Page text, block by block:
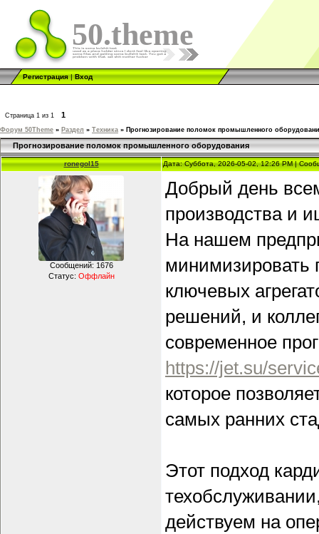
50.theme
Регистрация|Вход
Страница 1 из 1 1
Форум 50Theme » Раздел » Техника » Прогнозирование поломок промышленного
Прогнозирование поломок промышленного оборудования
ronegol15 Дата: Суббота, 2026-05-02, 12:26 PM |
Сообщений: 1676
Статус: Оффлайн
Добрый день
производства и
На нашем
минимизировать
ключевых
решений, и
современное
https://jet.su/
которое
самых ранних
Этот подход
действуем на